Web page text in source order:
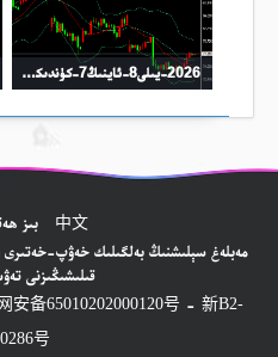
2026-يىلى8-ئاينىڭ7-كۈندىكى نىفىت سودا خۇلاسىسى
بىز
中文
مەبلەغ سېلىشنىڭ بەلگىلىك خەۋپ-خەتىرى
قىلىشىڭىزنى
安备65010202000120号 - 新B2-
号